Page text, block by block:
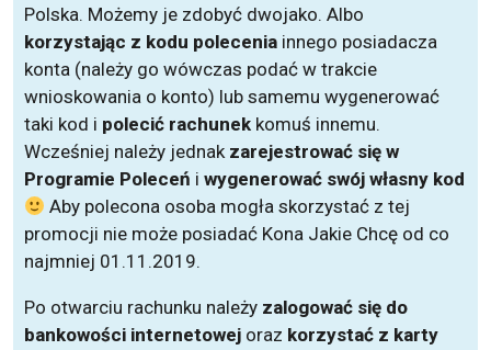
Polska. Możemy je zdobyć dwojako. Albo
korzystając z kodu polecenia innego posiadacza
konta (należy go wówczas podać w trakcie
wnioskowania o konto) lub samemu wygenerować
taki kod i polecić rachunek komuś innemu.
Wcześniej należy jednak zarejestrować się w
Programie Poleceń i wygenerować swój własny kod
Aby polecona osoba mogła skorzystać z tej
promocji nie może posiadać Kona Jakie Chcę od co
najmniej 01.11.2019.
Po otwarciu rachunku należy zalogować się do
bankowości internetowej oraz korzystać z karty